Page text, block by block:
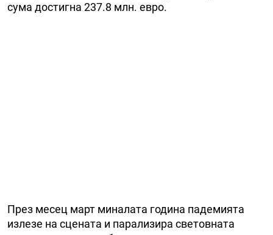
сума достигна 237.8 млн. евро.
През месец март миналата година падемията
излезе на сцената и парализира световната